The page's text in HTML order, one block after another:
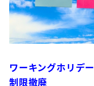
ワーキングホリデ
制限撤廃